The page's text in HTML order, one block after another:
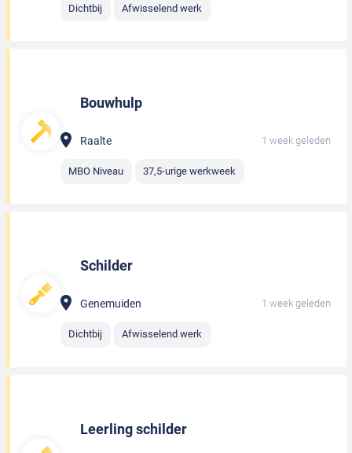
Dichtbij Afwisselend werk
Bouwhulp
Raalte 1 week geleden
MBO Niveau 37,5-urige werkweek
Schilder
Genemuiden 1 week geleden
Dichtbij Afwisselend werk
Leerling schilder